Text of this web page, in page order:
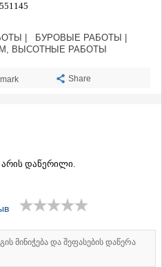
|
БУРОВЫЕ РАБОТЫ |
ВЫСОТНЫЕ РАБОТЫ
Share
არის დაწერილი.
მინიჭება და შეფასების დაწერა